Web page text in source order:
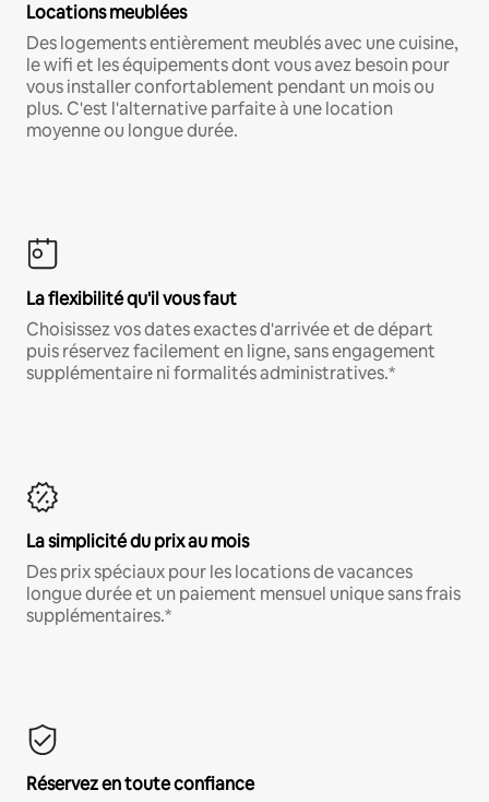
Locations meublées
Des logements entièrement meublés avec une cuisine,
le wifi et les équipements dont vous avez besoin pour
vous installer confortablement pendant un mois ou
plus. C'est l'alternative parfaite à une location
moyenne ou longue durée.
La flexibilité qu'il vous faut
Choisissez vos dates exactes d'arrivée et de départ
puis réservez facilement en ligne, sans engagement
supplémentaire ni formalités administratives.*
La simplicité du prix au mois
Des prix spéciaux pour les locations de vacances
longue durée et un paiement mensuel unique sans frais
supplémentaires.*
Réservez en toute confiance